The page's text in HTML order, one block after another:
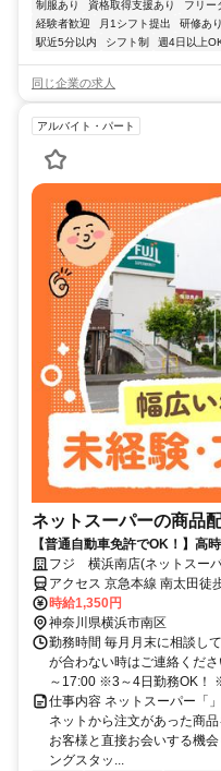
制服あり 資格取得支援あり フリー
経験者歓迎
月1シフト提出 研修あり
駅近5分以内
シフト制 週4日以上
同じ企業の求人
アルバイト・パート
ネットスーパーの商品
【普通自動車免許でOK！】高
働きやすい職場づくりに注力中
フジ 横浜南店(ネットスー
アクセス 京急本線 南太田徒
番口徒歩約6分、横浜市営ブ
時給1,350円
神奈川県横浜市南区
勤務時間 毎月月末に相談し
が合わない時はご連絡くだ
～17:00 ※3～4日勤務OK！
仕事内容 ネットスーパー「
ネットから注文があった商
お客様と直接お会いする機
ングスタッ...